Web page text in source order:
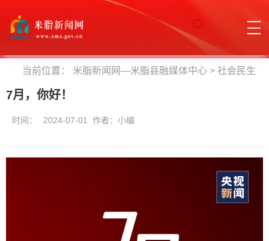
当前位置： 米脂新闻网—米脂县融媒体中心 > 社会民生
7月，你好！
时间： 2024-07-01 作者：小编